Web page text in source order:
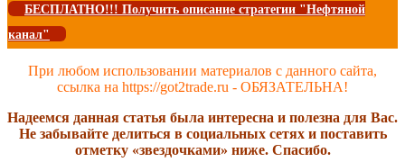
БЕСПЛАТНО!!! Получить описание стратегии "Нефтяной
канал"
При любом использовании материалов с данного сайта,
ссылка на https://got2trade.ru - ОБЯЗАТЕЛЬНА!
Надеемся данная статья была интересна и полезна для Вас.
Не забывайте делиться в социальных сетях и поставить
отметку «звездочками» ниже. Спасибо.